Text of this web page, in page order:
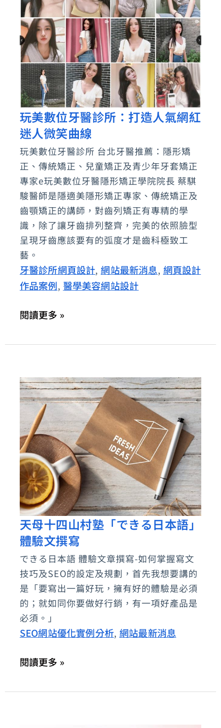
美
打
卡
推
薦
名
店
玩美數位牙醫診所：打造人氣網紅
迷人微笑曲線
玩美數位牙醫診所 台北牙醫推薦：隱形矯
正、傳統矯正、兒童矯正及青少年牙套矯正
專家e玩美數位牙醫隱形矯正學院院長 蔡騏
駿醫師是隱適美隱形矯正專家、傳統矯正及
齒顎矯正的講師，對齒列矯正有專精的學
識，除了讓牙齒排列整齊，完美的依照臉型
呈現牙齒應該要有的弧度才是齒科極致工
藝。
牙醫診所網頁設計, 網站最新消息, 網頁設計
作品案例, 醫學美容網站設計
玩
美
數
位
牙
醫
診
所：
打
造
人
氣
紅
笑
曲
閱讀更多 »
天母十四山村塾「できる日本語」
體驗文撰寫
できる日本語 體驗文章撰寫-如何掌握寫文
技巧及SEO的設定及規劃，首先我想要講的
是「要寫出一篇好玩，擁有好的體驗是必須
的；就如同你要做好行銷，有一項好產品是
必須。」
SEO網站優化實例分析, 網站最新消息
天
母
十
四
山
村
塾
「で
る
閱讀更多 »